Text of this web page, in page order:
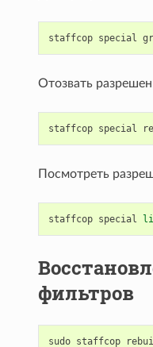
staffcop special
Отозвать
staffcop special
Посмотреть
staffcop special
фильтров
sudo staffcop